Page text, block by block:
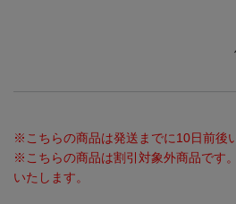
※こちらの商品は発送までに10日前後
※こちらの商品は割引対象外商品です
いたします。